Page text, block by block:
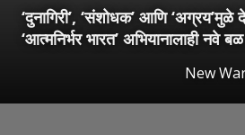
‘दुनागिरी’, ‘संशोधक’ आणि ‘अग्रय’मुळे
‘आत्मनिर्भर भारत’ अभियानालाही नवे
New